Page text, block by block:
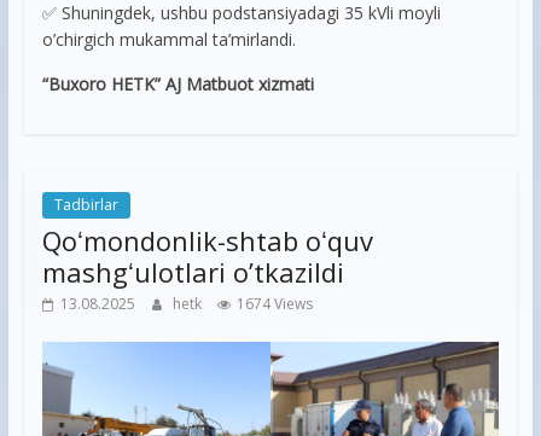
✅ Shuningdek, ushbu podstansiyadagi 35 kVli moyli
o’chirgich mukammal ta’mirlandi.
“Buxoro HETK” AJ Matbuot xizmati
Tadbirlar
Qoʻmondonlik-shtab oʻquv
mashgʻulotlari o’tkazildi
13.08.2025 hetk 1674 Views